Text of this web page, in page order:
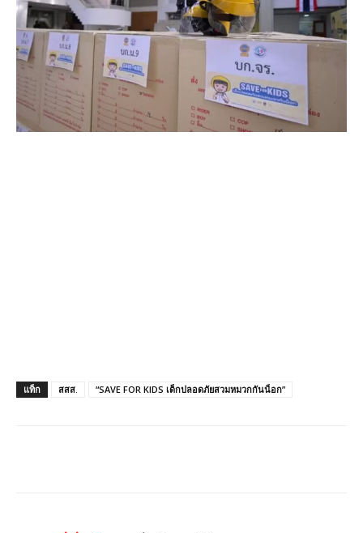
แท็ก สสส. “SAVE FOR KIDS เด็กปลอดภัยสวมหมวกกันน็อก”